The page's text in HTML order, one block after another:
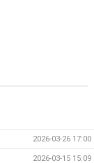
2026-03-26 17:00
2026-03-15 15:09